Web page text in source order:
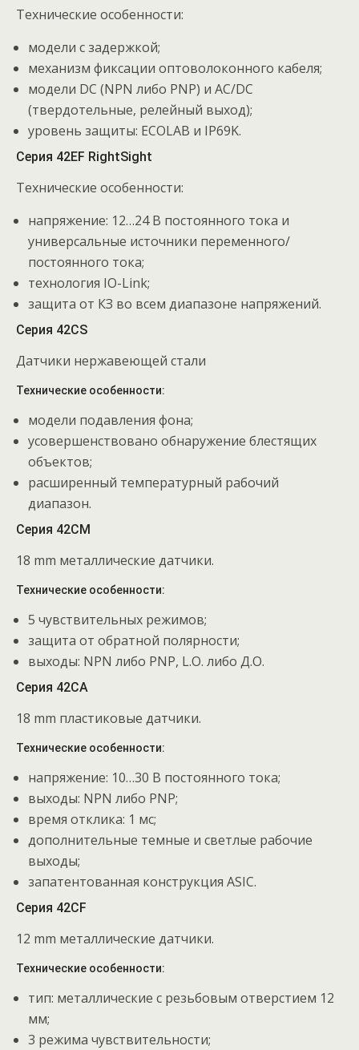
Технические особенности:
модели с задержкой;
механизм фиксации оптоволоконного кабеля;
модели DC (NPN либо PNP) и AC/DC
(твердотельные, релейный выход);
уровень защиты: ECOLAB и IP69K.
Серия 42EF RightSight
Технические особенности:
напряжение: 12…24 В постоянного тока и
универсальные источники переменного/
постоянного тока;
технология IO-Link;
защита от КЗ во всем диапазоне напряжений.
Серия 42CS
Датчики нержавеющей стали
Технические особенности:
модели подавления фона;
усовершенствовано обнаружение блестящих
объектов;
расширенный температурный рабочий
диапазон.
Серия 42CM
18 mm металлические датчики.
Технические особенности:
5 чувствительных режимов;
защита от обратной полярности;
выходы: NPN либо PNP, L.O. либо Д.О.
Серия 42CA
18 mm пластиковые датчики.
Технические особенности:
напряжение: 10…30 В постоянного тока;
выходы: NPN либо PNP;
время отклика: 1 мс;
дополнительные темные и светлые рабочие
выходы;
запатентованная конструкция ASIC.
Серия 42CF
12 mm металлические датчики.
Технические особенности:
тип: металлические с резьбовым отверстием 12
мм;
3 режима чувствительности;